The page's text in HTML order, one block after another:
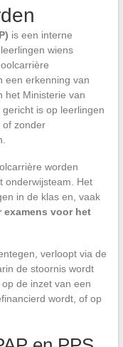
is een interne
wiens
een erkenning van
het Ministerie van
is op leerlingen
of zonder
worden
onderwijsteam. Het
in de klas en, vaak
voor het
verloopt via de
de stoornis wordt
de inzet van een
wordt, of op